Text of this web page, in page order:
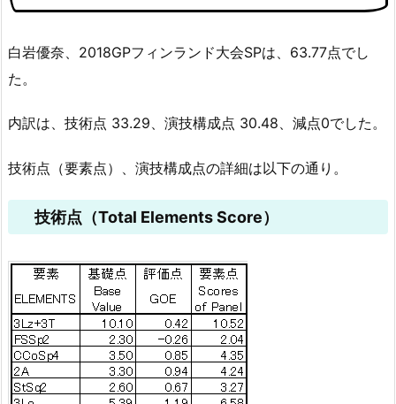
白岩優奈、2018GPフィンランド大会SPは、63.77点でし
た。
内訳は、技術点 33.29、演技構成点 30.48、減点0でした。
技術点（要素点）、演技構成点の詳細は以下の通り。
技術点（Total Elements Score）